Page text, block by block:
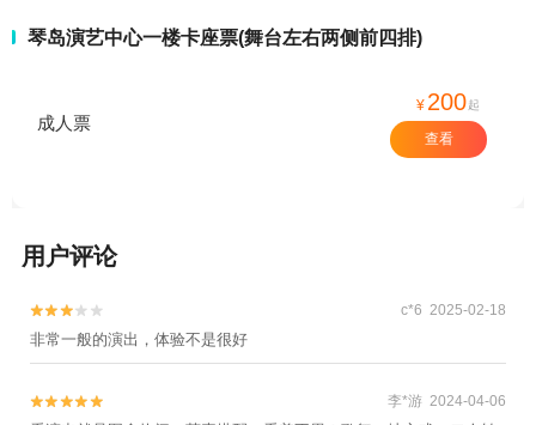
琴岛演艺中心一楼卡座票(舞台左右两侧前四排)
成人票
¥ 200起
查看
用户评论

 c*6 2025-02-18
非常一般的演出，体验不是很好

 李*游 2024-04-06